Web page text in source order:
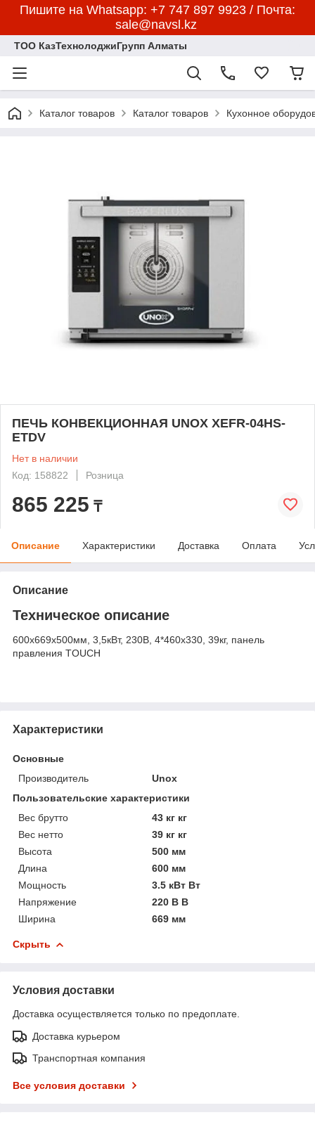
Пишите на Whatsapp: +7 747 897 9923 / Почта:
sale@navsl.kz
ТОО КазТехнолоджиГрупп Алматы
Каталог товаров Каталог товаров Кухонное
ПЕЧЬ КОНВЕКЦИОННАЯ UNOX XEFR-04HS-
ETDV
Нет в наличии
Код: 158822
Розница
865 225 ₸
Описание Характеристики Доставка Оплата
Описание
Техническое описание
600x669x500мм, 3,5кВт, 230В, 4*460x330, 39кг, панель
правления TOUCH
Характеристики
Основные
Производитель
Unox
Пользовательские характеристики
Вес брутто
43 кг кг
Вес нетто
39 кг кг
Высота
500 мм
Длина
600 мм
Мощность
3.5 кВт Вт
Напряжение
220 В В
Ширина
669 мм
Скрыть
Условия доставки
Доставка осуществляется только по предоплате.
Доставка курьером
Транспортная компания
Все условия доставки